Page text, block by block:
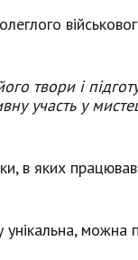
твори і
участь у
в яких
можна